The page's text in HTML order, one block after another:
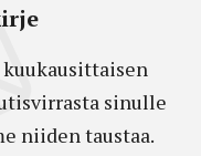
kuukausittaisen
sinulle
niiden taustaa.